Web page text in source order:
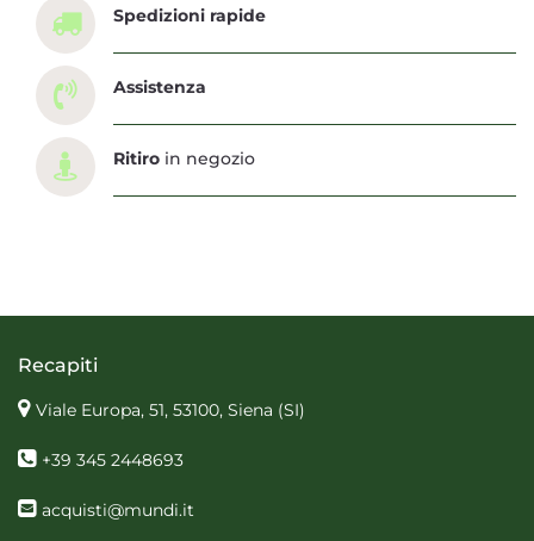
Spedizioni rapide
Assistenza
Ritiro in negozio
Recapiti
Viale Europa, 51, 53100, Siena (SI)
+39 345 2448693
acquisti@mundi.it